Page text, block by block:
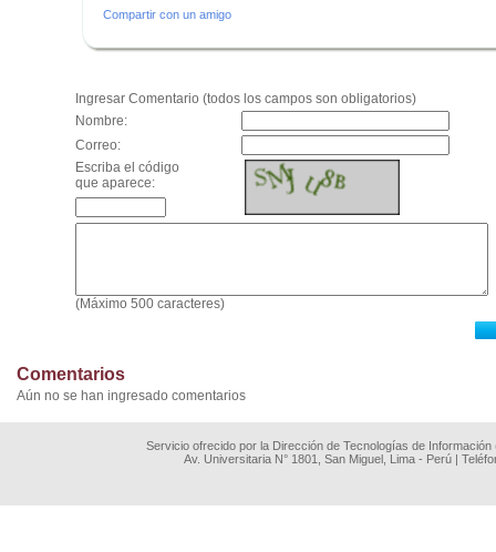
Compartir con un amigo
Ingresar Comentario (todos los campos son obligatorios)
Nombre:
Correo:
Escriba el código
que aparece:
(Máximo 500 caracteres)
Comentarios
Aún no se han ingresado comentarios
Servicio ofrecido por la Dirección de Tecnologías de
Av. Universitaria N° 1801, San Miguel, Lima - Perú |